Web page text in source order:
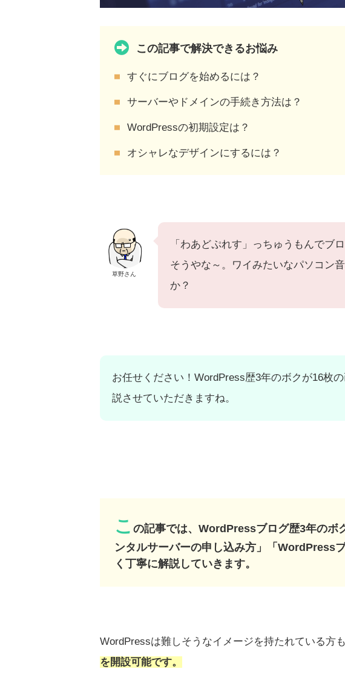
この記事で解決できるお悩み
すぐにブログを始めるには？
サーバーやドメインの手続き方法は？
WordPressの初期設定は？
オシャレなデザインにするには？
草野さん
「わあどぷれす」っちゅうもんでブ
そうやな～。ワイみたいなパソコン
か？
お任せください！WordPress歴3年のボクが16枚
説させていただきますね。
こ の記事では、WordPressブログ歴3年のボ
ンタルサーバーの申し込み方」「WordPress
く丁寧に解説していきます。
WordPressは難しそうなイメージを持たれている方も
を開設可能です。